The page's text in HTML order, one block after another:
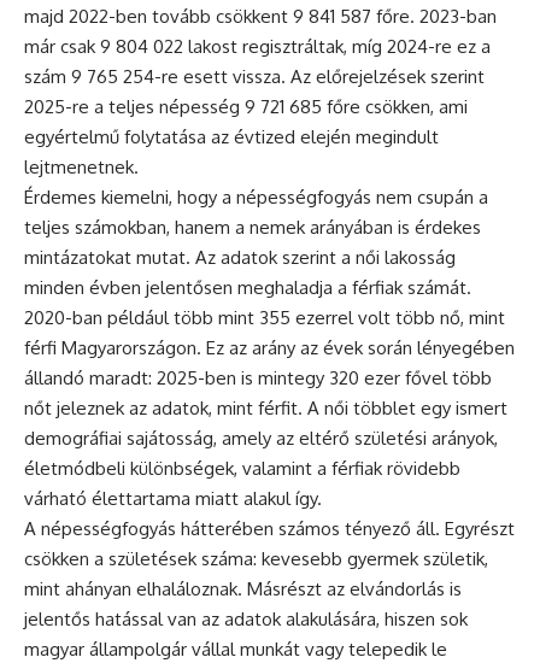
majd 2022-ben tovább csökkent 9 841 587 főre. 2023-ban
már csak 9 804 022 lakost regisztráltak, míg 2024-re ez a
szám 9 765 254-re esett vissza. Az előrejelzések szerint
2025-re a teljes népesség 9 721 685 főre csökken, ami
egyértelmű folytatása az évtized elején megindult
lejtmenetnek.
Érdemes kiemelni, hogy a népességfogyás nem csupán a
teljes számokban, hanem a nemek arányában is érdekes
mintázatokat mutat. Az adatok szerint a női lakosság
minden évben jelentősen meghaladja a férfiak számát.
2020-ban például több mint 355 ezerrel volt több nő, mint
férfi Magyarországon. Ez az arány az évek során lényegében
állandó maradt: 2025-ben is mintegy 320 ezer fővel több
nőt jeleznek az adatok, mint férfit. A női többlet egy ismert
demográfiai sajátosság, amely az eltérő születési arányok,
életmódbeli különbségek, valamint a férfiak rövidebb
várható élettartama miatt alakul így.
A népességfogyás hátterében számos tényező áll. Egyrészt
csökken a születések száma: kevesebb gyermek születik,
mint ahányan elhaláloznak. Másrészt az elvándorlás is
jelentős hatással van az adatok alakulására, hiszen sok
magyar állampolgár vállal munkát vagy telepedik le